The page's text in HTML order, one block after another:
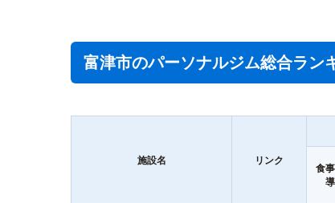
富津市のパーソナルジム総合ラン
施設名 リンク
食
導